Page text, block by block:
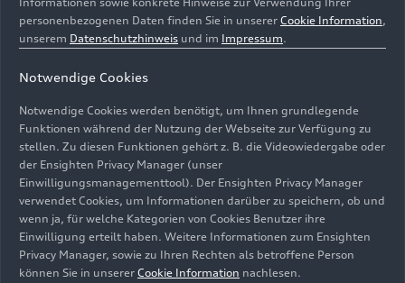
KI-gestützte Qualitätsüberprüfung im Karosseriebau in
Neckarsulm: Die sogenannte „Weld Splatter Detection“
erkennt mit Hilfe bildverarbeitender KI
Metallablagerungen am Unterboden.
Bild-Nr: A250754 · Copyright: AUDI AG
Rechte: Verwendung für Pressezwecke honorarfrei
personenbezogenen Daten finden Sie in unserer Cookie Information,
unserem Datenschutzhinweis und im Impressum.
Notwendige Cookies
Notwendige Cookies werden benötigt, um Ihnen grundlegende
Funktionen während der Nutzung der Webseite zur Verfügung zu
stellen. Zu diesen Funktionen gehört z. B. die Videowiedergabe oder
der Ensighten Privacy Manager (unser
Einwilligungsmanagementtool). Der Ensighten Privacy Manager
verwendet Cookies, um Informationen darüber zu speichern, ob und
wenn ja, für welche Kategorien von Cookies Benutzer ihre
Einwilligung erteilt haben. Weitere Informationen zum Ensighten
Privacy Manager, sowie zu Ihren Rechten als betroffene Person
können Sie in unserer Cookie Information nachlesen.